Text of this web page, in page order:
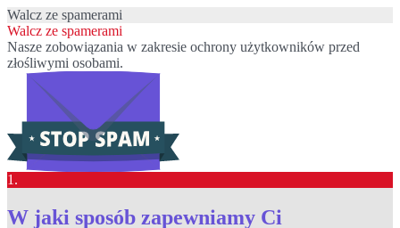
Walcz ze spamerami
Walcz ze spamerami
Nasze zobowiązania w zakresie ochrony użytkowników przed
złośliwymi osobami.
1.
W jaki sposób zapewniamy Ci